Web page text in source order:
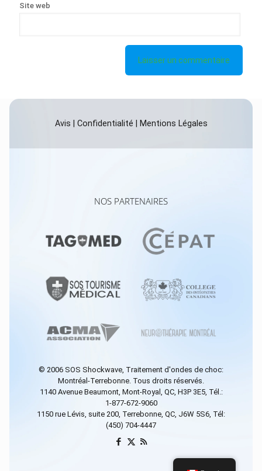
Site web
Avis Confidentialité Mentions Légales
NOS PARTENAIRES
© 2006 SOS Shockwave , Traitement d'ondes de choc:
Montréal-Terrebonne. Tous droits réservés.
1140 Avenue Beaumont, Mont-Royal, QC, H3P 3E5, Tél.:
1-877-672-9060
1150 rue Lévis, suite 200, Terrebonne, QC, J6W 5S6, Tél:
(450) 704-4447